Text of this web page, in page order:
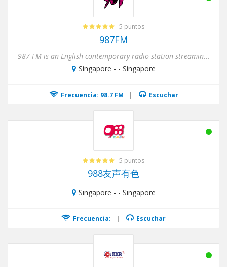
- 5 puntos
987FM
987 FM is an English contemporary radio station streaming from Singapore to the world.At 987 you will be up...
Singapore - - Singapore
Frecuencia: 98.7 FM | Escuchar
- 5 puntos
988友声有色
Singapore - - Singapore
Frecuencia: | Escuchar